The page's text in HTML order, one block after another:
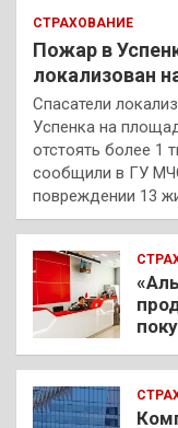
СТРАХОВАНИЕ
Пожар в
локализован
Спасатели
Успенка на
отстоять более 1
сообщили в ГУ
повреждении 13